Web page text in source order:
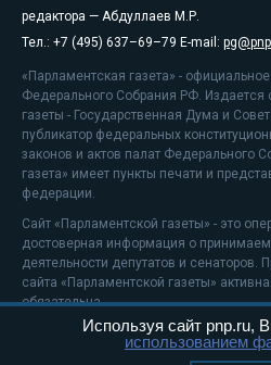
редактора — Абдуллаев М.Р.
Тел.: +7 (495) 637–69–79 E-mail:
«Парламентская газета» -
Федерального Собрания РФ. Издается
газеты - Государственная Дума и
публикатор федеральных
законов и актов палат Федерального
газета» имеет пункты печати и
федерации.
Сайт «Парламентской газеты» - это
достоверная информация о
деятельности депутатов и сенаторов.
сайта «Парламентской газеты»
обязательна.
На информационном ресурсе
Используя сайт pnp.ru,
использованием